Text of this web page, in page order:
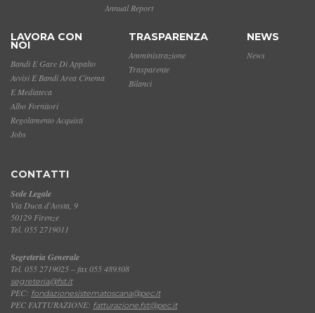
Annual Report
LAVORA CON
NOI
Bandi E Gare Di Appalto
Avvisi E Bandi Area Cinema
E Mediateca
Albo Fornitori
Regolamento Acquisti
Jobs
TRASPARENZA
Amministrazione
Trasparente
Bilanci
NEWS
News
CONTATTI
Sede Legale
Via Duca d'Aosta, 9
50129 Firenze
Tel. 055 2719011
Segreteria Generale
Tel. 055 2719025 – fax 055 489308
segreteria@fst.it
PEC: fondazionesistematoscana@pec.it
PEC FATTURAZIONE: fatturazione.fst@pec.it